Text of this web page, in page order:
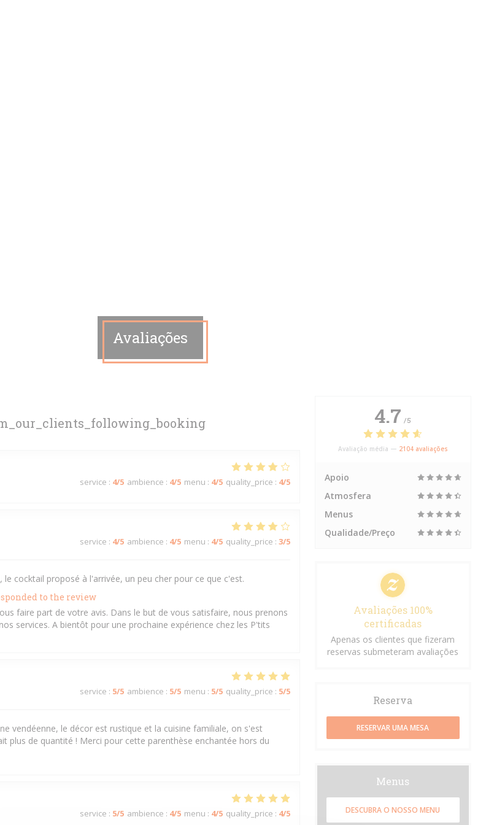
Avaliações
service : 4/5 ambience : 4/5 menu : 4/5 quality_price : 4/5
service : 4/5 ambience : 4/5 menu : 4/5 quality_price : 3/5
cocktail proposé à l'arrivée, un peu cher pour ce que c'est.
to the review
faire part de votre avis. Dans le but de vous satisfaire, nous prenons
services. A bientôt pour une prochaine expérience chez les P'tits
service : 5/5 ambience : 5/5 menu : 5/5 quality_price : 5/5
vendéenne, le décor est rustique et la cuisine familiale, on s'est
plus de quantité ! Merci pour cette parenthèse enchantée hors du
service : 5/5 ambience : 4/5 menu : 4/5 quality_price : 4/5
4.7 /5
Avaliação média — 2104 avaliações
Apoio
Atmosfera
Menus
Qualidade/Preço
Avaliações 100%
certificadas
Apenas os clientes que fizeram
reservas submeteram avaliações
Reserva
RESERVAR UMA MESA
Menus
DESCUBRA O NOSSO MENU